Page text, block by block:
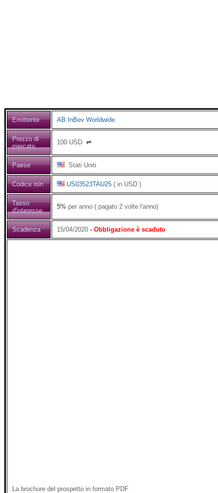
Emittente AB InBev Worldwide
Prezzo di
mercato
100 USD ⇌
Paese Stati Uniti
Codice isin US03523TAU25 ( in USD )
Tasso
d'interesse
5% per anno ( pagato 2 volte l'anno)
Scadenza 15/04/2020 - Obbligazione è scaduto
La brochure del prospetto in formato PDF